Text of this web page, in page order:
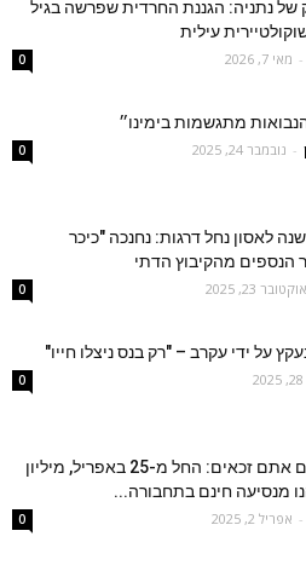
של נתניה: הגננת החרדית שפרשה בגיל
- מאי 7, 2026 0
מתגשמות בימינו״
- נובמבר 24, 2025 0
במלאות 50 שנה לאסון נחל דרגות: נחנכה "כיכר
הנספים מהקיבוץ הדתי
אוקטובר 23, 2025 0
0
תבדקו אם גם אתם זכאים: החל מ-25 באפריל, מיליון
מנסיעה חינם בתחבורה...
- אפריל 2, 2025 0